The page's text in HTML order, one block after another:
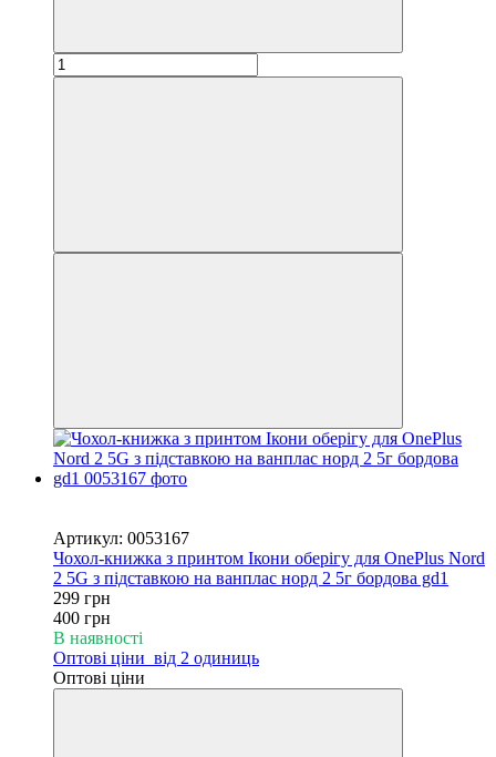
Артикул: 0053167
Чохол-книжка з принтом Ікони оберігу для OnePlus Nord
2 5G з підставкою на ванплас норд 2 5г бордова gd1
299 грн
400 грн
В наявності
Оптові ціни від 2 одиниць
Оптові ціни